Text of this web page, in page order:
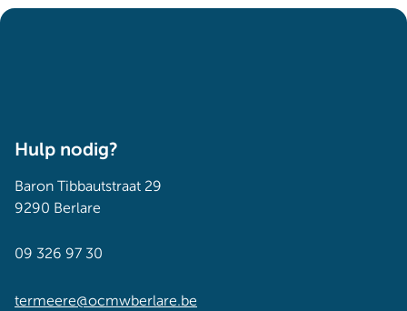
Hulp nodig?
Baron Tibbautstraat 29
9290 Berlare
09 326 97 30
termeere@ocmwberlare.be